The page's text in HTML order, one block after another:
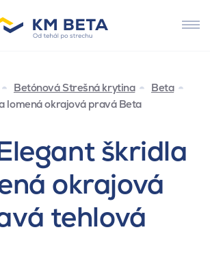
Betónová Strešná krytina
Beta
lomená okrajová pravá Beta
škridla
okrajová
tehlová